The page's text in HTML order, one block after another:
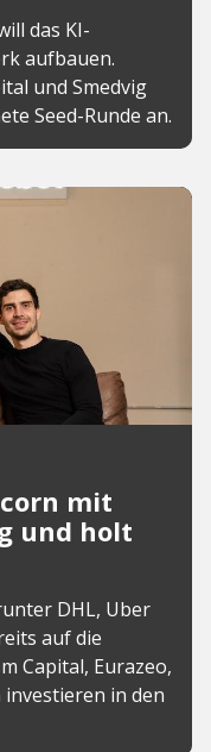
das KI-
aufbauen.
und Smedvig
Seed-Runde an.
mit
und holt
DHL, Uber
auf die
Capital, Eurazeo,
investieren in den